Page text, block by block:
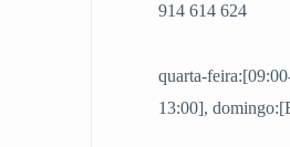
914 614 624
quarta-
13:00],